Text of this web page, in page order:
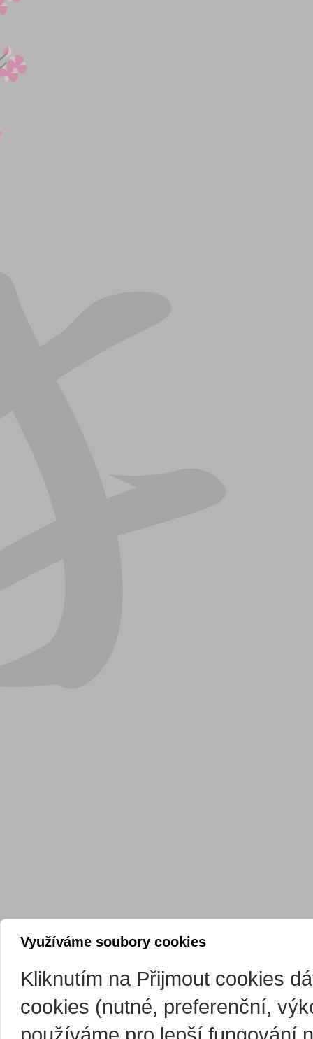
Využíváme soubory cookies
Kliknutím na Přijmout cookies
cookies (nutné, preferenční,